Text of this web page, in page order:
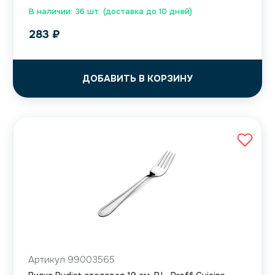
В наличии: 36 шт. (доставка до 10 дней)
283 ₽
ДОБАВИТЬ В КОРЗИНУ
Артикул 99003565